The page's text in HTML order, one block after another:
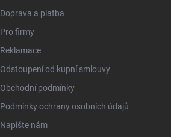
Doprava a platba
Pro firmy
Reklamace
Odstoupení od kupní smlouvy
Obchodní podmínky
Podmínky ochrany osobních údajů
Napište nám